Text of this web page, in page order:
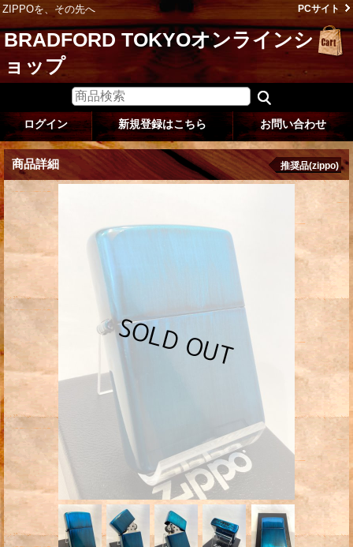
ZIPPOを、その先へ PCサイト
BRADFORD TOKYOオンラインシ
ョップ
ログイン 新規登録はこちら お問い合わせ
商品詳細 推奨品(zippo)